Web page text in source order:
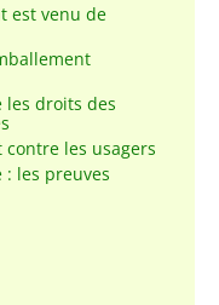
est venu de
les droits des
contre les usagers
les preuves